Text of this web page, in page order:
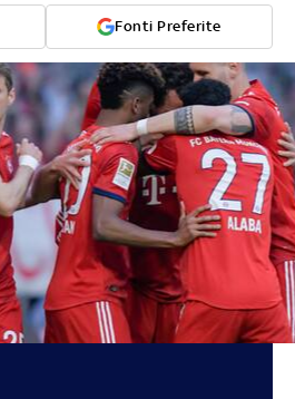
Fonti Preferite